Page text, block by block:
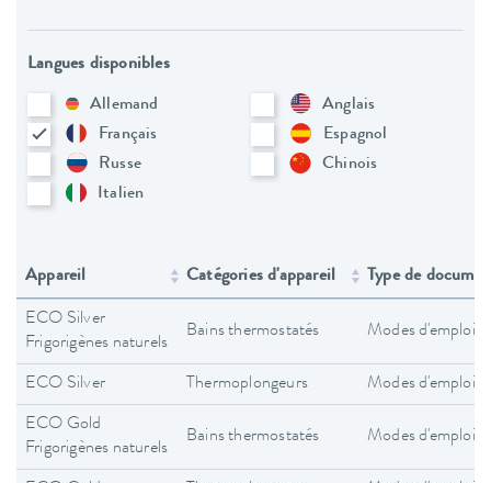
Langues disponibles
Allemand
Anglais
Français
Espagnol
Russe
Chinois
Italien
Appareil Catégories d'appareil Type de
ECO Silver
Frigorigènes naturels
Bains thermostatés Modes d'emploi
ECO Silver Thermoplongeurs Modes d'emploi
ECO Gold
Frigorigènes naturels
Bains thermostatés Modes d'emploi